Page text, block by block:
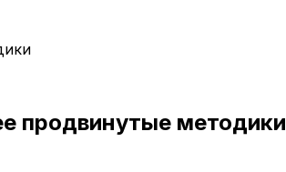
продвинутые методики